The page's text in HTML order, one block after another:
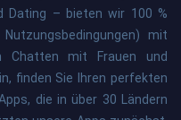
Dating – bieten wir 100 %
mit
Chatten mit Frauen und
finden Sie Ihren perfekten
die in über 30 Ländern